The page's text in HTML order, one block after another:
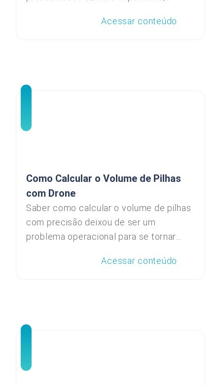
Acessar conteúdo
Como Calcular o Volume de Pilhas
com Drone
Saber como calcular o volume de pilhas
com precisão deixou de ser um
problema operacional para se tornar...
Acessar conteúdo